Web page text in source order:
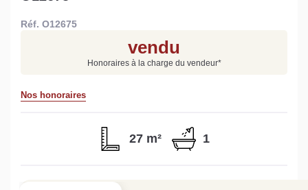
Estimez votre bien en ligne.
en quelques clics.
Réf. O12675
vendu
Honoraires à la charge du vendeur*
Nos honoraires
27 m² 1